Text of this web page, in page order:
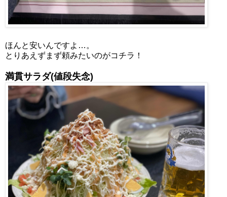
ほんと安いんですよ…。
とりあえずまず頼みたいのがコチラ！
満貫サラダ(値段失念)